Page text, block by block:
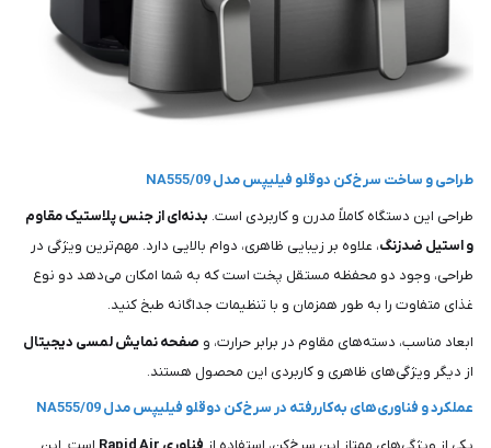
طراحی و ساخت سرخ‌کن دوقلو فیلیپس مدل NA555/09
طراحی این دستگاه کاملاً مدرن و کاربردی است. بدنه‌ای از جنس پلاستیک مقاوم
و استیل ضدزنگ، علاوه بر زیبایی ظاهری، دوام بالایی دارد. مهم‌ترین ویژگی در
طراحی، وجود دو محفظه مستقل پخت است که به شما امکان می‌دهد دو نوع
غذای متفاوت را به طور همزمان و با تنظیمات جداگانه طبخ کنید.
ابعاد مناسب، دسته‌های مقاوم در برابر حرارت، و صفحه نمایش لمسی دیجیتال
از دیگر ویژگی‌های ظاهری و کاربردی این محصول هستند.
عملکرد و فناوری‌های به‌کاررفته در سرخ‌کن دوقلو فیلیپس مدل NA555/09